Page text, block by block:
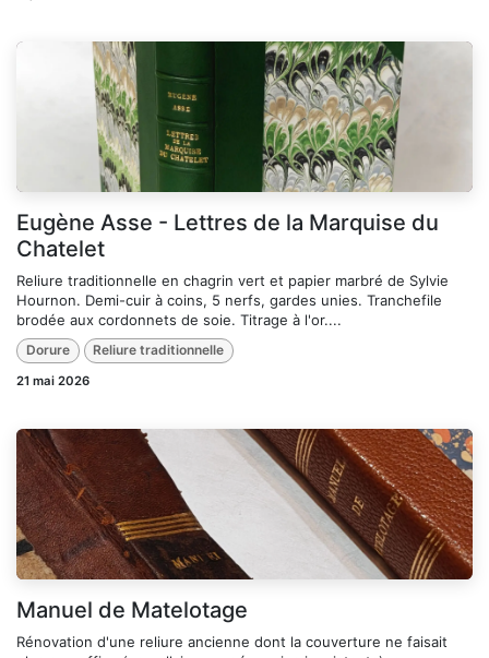
Eugène Asse - Lettres de la Marquise du
Chatelet
Reliure traditionnelle en chagrin vert et papier marbré de Sylvie
Hournon. Demi-cuir à coins, 5 nerfs, gardes unies. Tranchefile
brodée aux cordonnets de soie. Titrage à l'or....
Dorure Reliure traditionnelle
21 mai 2026
Manuel de Matelotage
Rénovation d'une reliure ancienne dont la couverture ne faisait